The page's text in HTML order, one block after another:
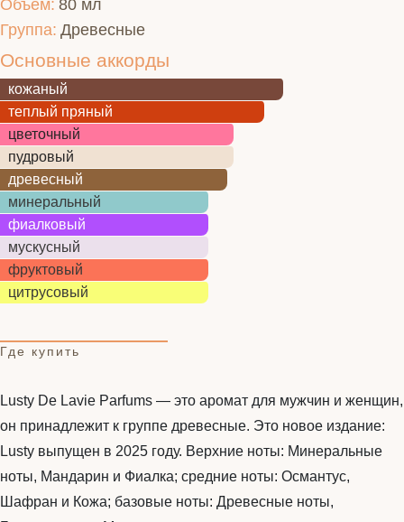
Объем: 80 мл
Группа: Древесные
Основные аккорды
кожаный
теплый пряный
цветочный
пудровый
древесный
минеральный
фиалковый
мускусный
фруктовый
цитрусовый
Где купить
Lusty De Lavie Parfums — это аромат для мужчин и женщин,
он принадлежит к группе древесные. Это новое издание:
Lusty выпущен в 2025 году. Верхние ноты: Минеральные
ноты, Мандарин и Фиалка; средние ноты: Османтус,
Шафран и Кожа; базовые ноты: Древесные ноты,